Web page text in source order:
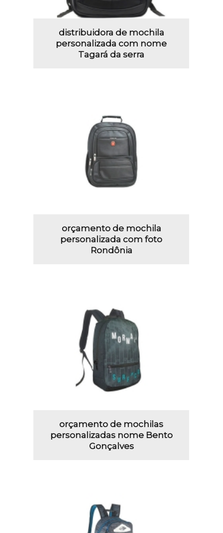
distribuidora de mochila
personalizada com nome
Tagará da serra
orçamento de mochila
personalizada com foto
Rondônia
orçamento de mochilas
personalizadas nome Bento
Gonçalves